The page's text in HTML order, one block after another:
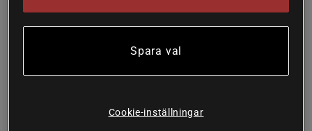
Casall, idealisk för både träning och vardag.
Spara val
Cookie-inställningar